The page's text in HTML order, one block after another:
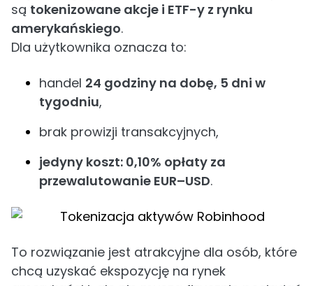
są tokenizowane akcje i ETF-y z rynku
amerykańskiego.
Dla użytkownika oznacza to:
handel 24 godziny na dobę, 5 dni w
tygodniu,
brak prowizji transakcyjnych,
jedyny koszt: 0,10% opłaty za
przewalutowanie EUR–USD.
To rozwiązanie jest atrakcyjne dla osób, które
chcą uzyskać ekspozycję na rynek